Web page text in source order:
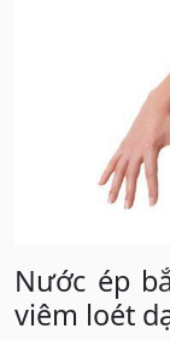
Nước ép
viêm loét